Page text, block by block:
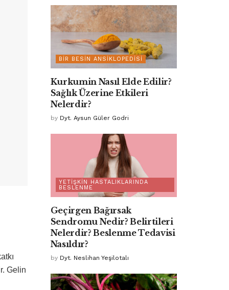
Gelin
BIR BESIN ANSIKLOPEDISI
Kurkumin Nasıl Elde Edilir?
Sağlık Üzerine Etkileri
Nelerdir?
by Dyt. Aysun Güler Godri
YETIŞKIN HASTALIKLARINDA
BESLENME
Geçirgen Bağırsak
Sendromu Nedir? Belirtileri
Nelerdir? Beslenme Tedavisi
Nasıldır?
by Dyt. Neslihan Yeşilotalı